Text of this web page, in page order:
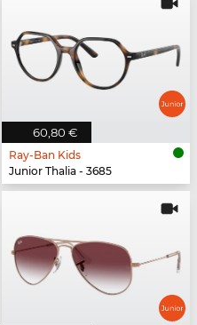
60,80 €
Ray-Ban Kids
Junior Thalia - 3685